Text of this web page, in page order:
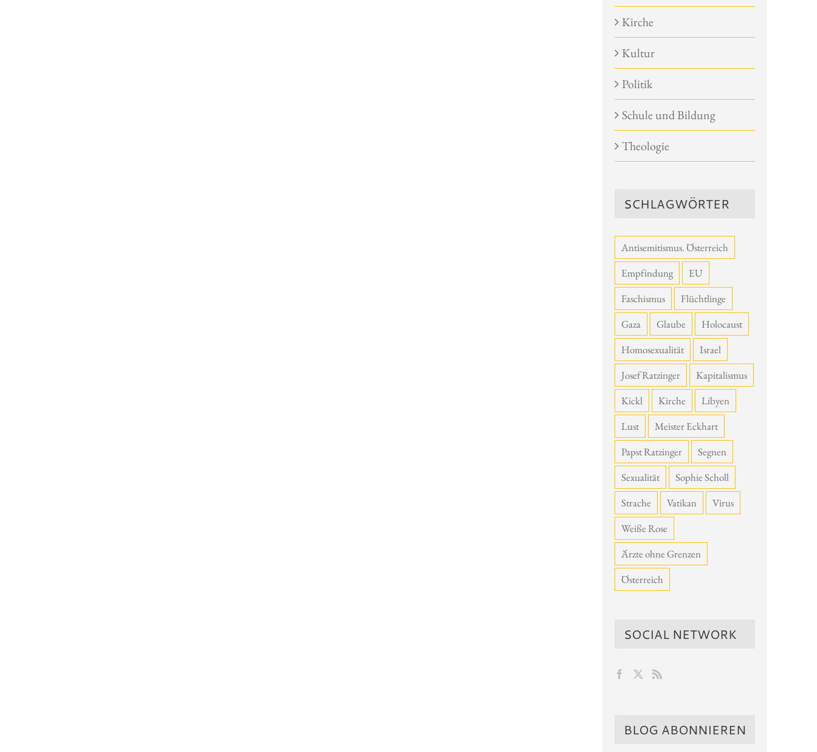
Kirche
Kultur
Politik
Schule und Bildung
Theologie
SCHLAGWÖRTER
Antisemitismus. Österreich
Empfindung
EU
Faschismus
Flüchtlinge
Gaza
Glaube
Holocaust
Homosexualität
Israel
Josef Ratzinger
Kapitalismus
Kickl
Kirche
Libyen
Lust
Meister Eckhart
Papst Ratzinger
Segnen
Sexualität
Sophie Scholl
Strache
Vatikan
Virus
Weiße Rose
Ärzte ohne Grenzen
Österreich
SOCIAL NETWORK
BLOG ABONNIEREN